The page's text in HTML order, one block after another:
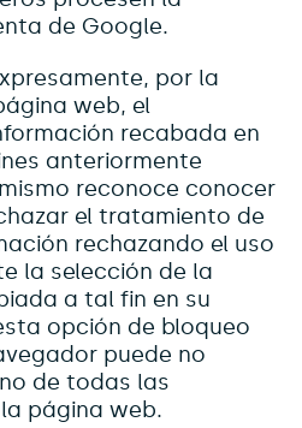
de Google.
por la
web, el
recabada en
anteriormente
reconoce conocer
el tratamiento de
rechazando el uso
la selección de la
a tal fin en su
opción de bloqueo
puede no
de todas las
página web.